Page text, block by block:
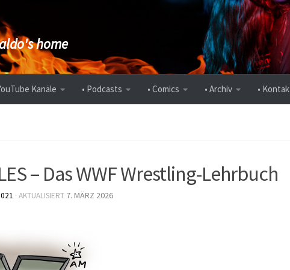
home
Kanäle • Podcasts • Comics • Archiv •
– Das WWF Wrestling-Lehrbuch
· AKTUALISIERT 7. MÄRZ 2026